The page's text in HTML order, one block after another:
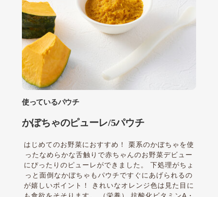
使っているパウチ
かぼちゃのピューレ/5パウチ
はじめてのお野菜におすすめ！ 栗系のかぼちゃを使
ったなめらかな舌触りで赤ちゃんのお野菜デビュー
にぴったりのピューレができました。 下処理がちょ
っと面倒なかぼちゃもパウチですぐにあげられるの
が嬉しいポイント！ きれいなオレンジ色は見た目に